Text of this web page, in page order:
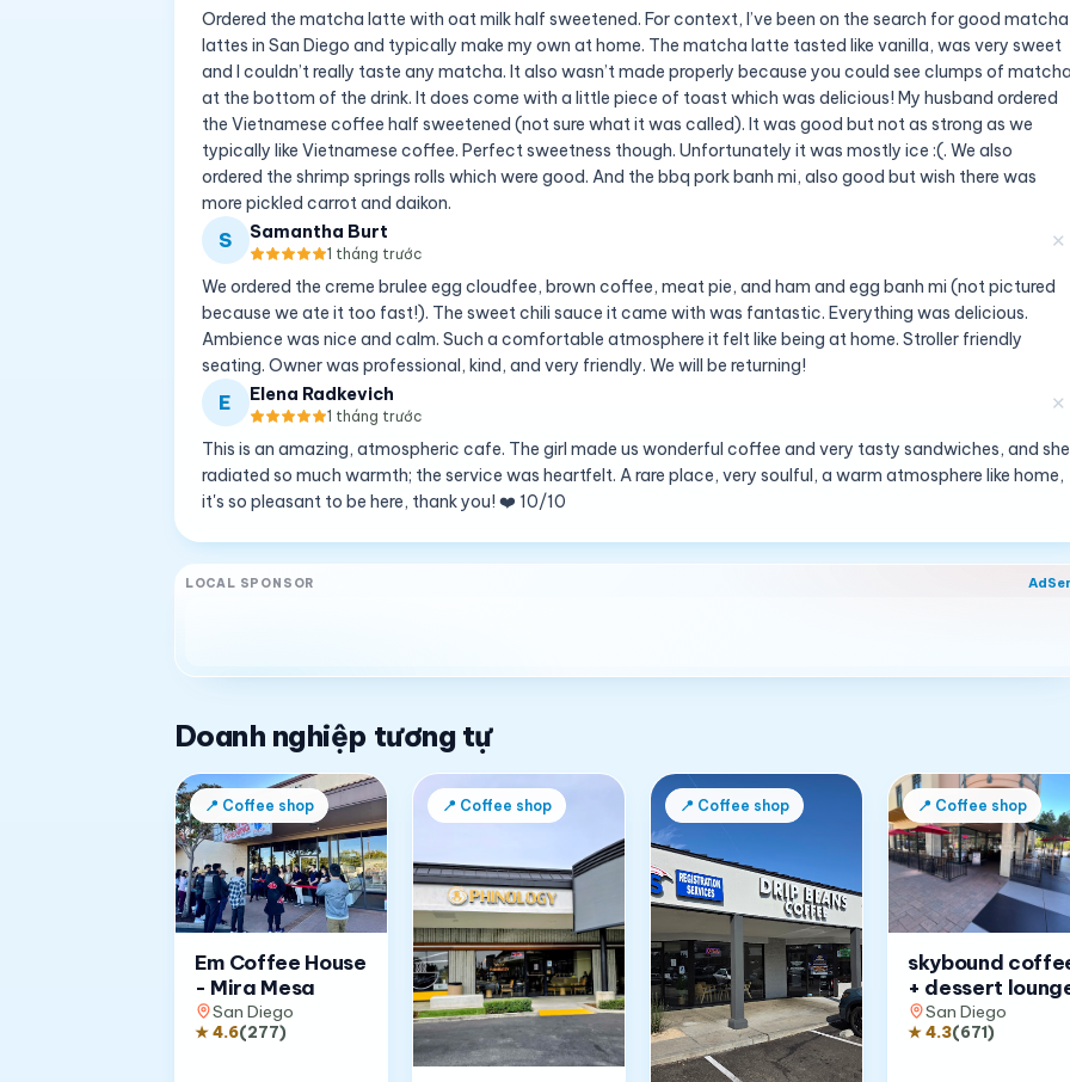
Ordered the matcha latte with oat milk half sweetened. For context, I’ve been on the search for good matcha
lattes in San Diego and typically make my own at home. The matcha latte tasted like vanilla, was very sweet
and I couldn’t really taste any matcha. It also wasn’t made properly because you could see clumps of
at the bottom of the drink. It does come with a little piece of toast which was delicious! My husband ordered
the Vietnamese coffee half sweetened (not sure what it was called). It was good but not as strong as we
typically like Vietnamese coffee. Perfect sweetness though. Unfortunately it was mostly ice :(. We also
ordered the shrimp springs rolls which were good. And the bbq pork banh mi, also good but wish there was
more pickled carrot and daikon.
S Samantha Burt
1 tháng trước
✕
We ordered the creme brulee egg cloudfee, brown coffee, meat pie, and ham and egg banh mi (not pictured
because we ate it too fast!). The sweet chili sauce it came with was fantastic. Everything was delicious.
Ambience was nice and calm. Such a comfortable atmosphere it felt like being at home. Stroller friendly
seating. Owner was professional, kind, and very friendly. We will be returning!
E Elena Radkevich
1 tháng trước
✕
This is an amazing, atmospheric cafe. The girl made us wonderful coffee and very tasty sandwiches, and she
radiated so much warmth; the service was heartfelt. A rare place, very soulful, a warm atmosphere like home,
it's so pleasant to be here, thank you! ❤️ 10/10
LOCAL SPONSOR
Doanh nghiệp tương tự
📍 Coffee shop
Em Coffee House
- Mira Mesa
San Diego
★4.6(277)
📍 Coffee shop 📍 Coffee shop 📍 Coffee shop
skybound
+ dessert
San Diego
★4.3(671)